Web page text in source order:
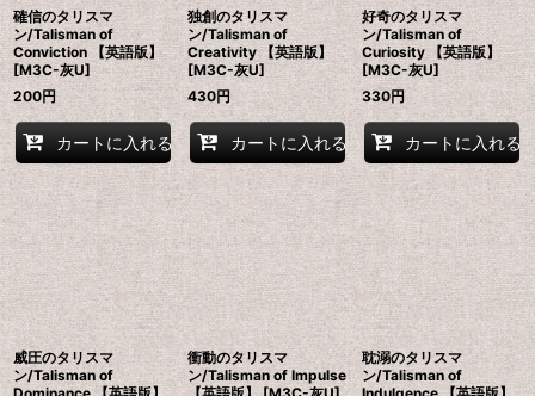
確信のタリスマ
ン/Talisman of
Conviction 【英語版】
[M3C-灰U]
200円
カートに入れる
独創のタリスマ
ン/Talisman of
Creativity 【英語版】
[M3C-灰U]
430円
カートに入れる
好奇のタリスマ
ン/Talisman of
Curiosity 【英語版】
[M3C-灰U]
330円
カートに入れる
威圧のタリスマ
ン/Talisman of
衝動のタリスマ
ン/Talisman of Impulse
耽溺のタリスマ
ン/Talisman of